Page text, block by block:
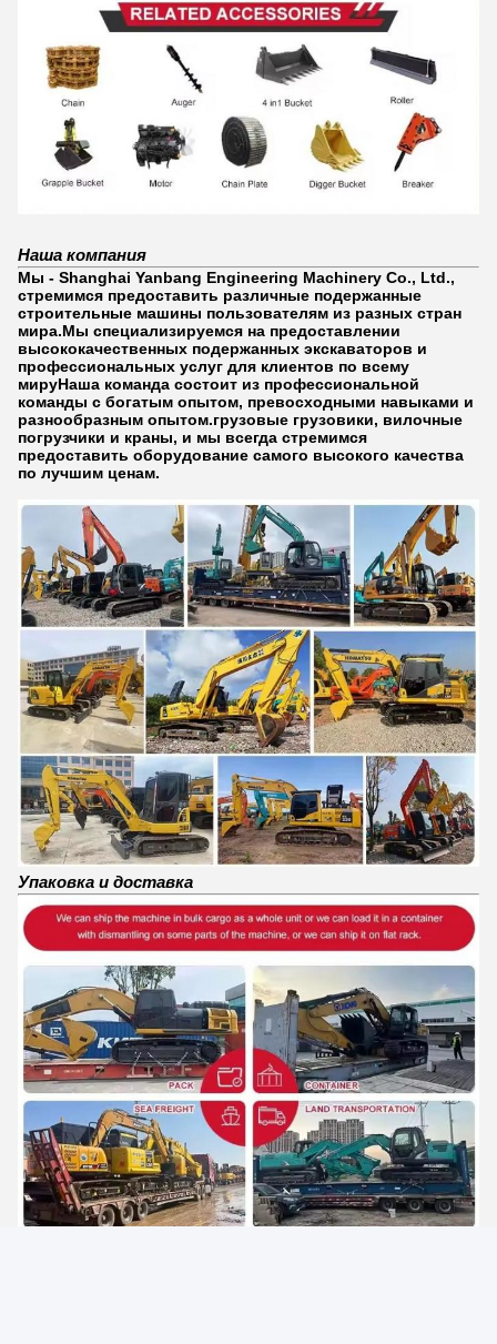
Наша компания
Мы - Shanghai Yanbang Engineering Machinery Co., Ltd.,
стремимся предоставить различные подержанные
строительные машины пользователям из разных стран
мира.Мы специализируемся на предоставлении
высококачественных подержанных экскаваторов и
профессиональных услуг для клиентов по всему
мируНаша команда состоит из профессиональной
команды с богатым опытом, превосходными навыками и
разнообразным опытом.грузовые грузовики, вилочные
погрузчики и краны, и мы всегда стремимся
предоставить оборудование самого высокого качества
по лучшим ценам.
Упаковка и доставка